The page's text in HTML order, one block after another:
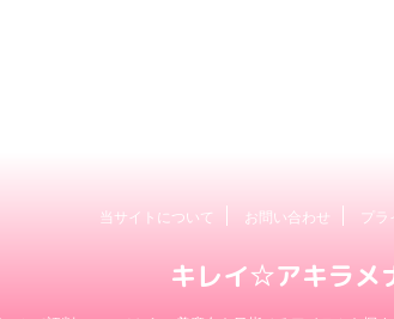
当サイトについて お問い合わせ プラ
キレイ☆アキラメ